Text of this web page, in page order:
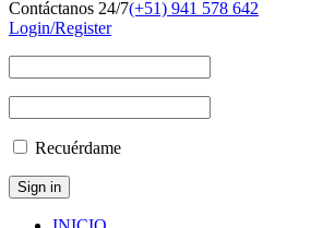
Contáctanos 24/7(+51) 941 578 642
Login/Register
Recuérdame